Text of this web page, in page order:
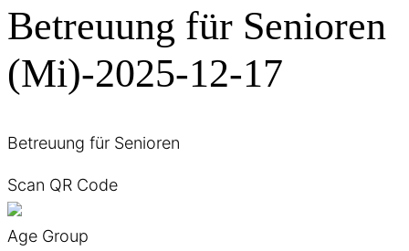
Betreuung für Senioren
(Mi)-2025-12-17
Betreuung für Senioren
Scan QR Code
Age Group